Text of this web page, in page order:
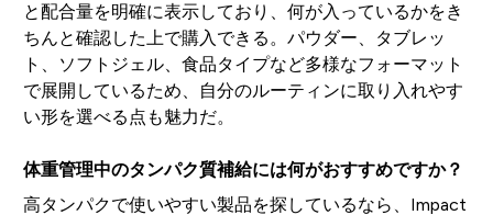
と配合量を明確に表示しており、何が入っているかをき
ちんと確認した上で購入できる。パウダー、タブレッ
ト、ソフトジェル、食品タイプなど多様なフォーマット
で展開しているため、自分のルーティンに取り入れやす
い形を選べる点も魅力だ。
体重管理中のタンパク質補給には何がおすすめですか？
高タンパクで使いやすい製品を探しているなら、Impact